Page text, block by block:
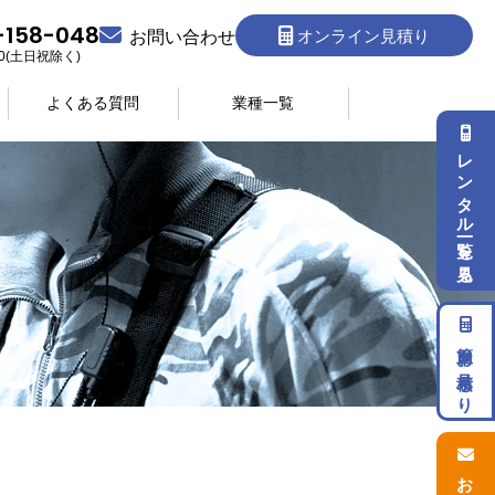
158-048
土日祝除く)
お問い合わせ オンライン見積り
よくある質問 業種一覧
レンタル一覧を見る
簡単お見積もり